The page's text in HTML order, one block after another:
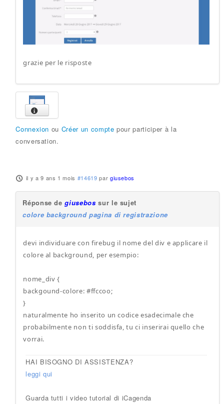
grazie per le risposte
Connexion ou Créer un compte pour participer à la
conversation.
il y a 9 ans 1 mois #14619 par giusebos
Réponse degiusebos sur le sujet
colore background pagina di registrazione
devi individuare con firebug il nome del div e applicare il
colore al background, per esempio:
nome_div {
backgound-colore: #ffccoo;
}
naturalmente ho inserito un codice esadecimale che
probabilmente non ti soddisfa, tu ci inserirai quello che
vorrai.
HAI BISOGNO DI ASSISTENZA?
leggi qui
Guarda tutti i video tutorial di iCagenda